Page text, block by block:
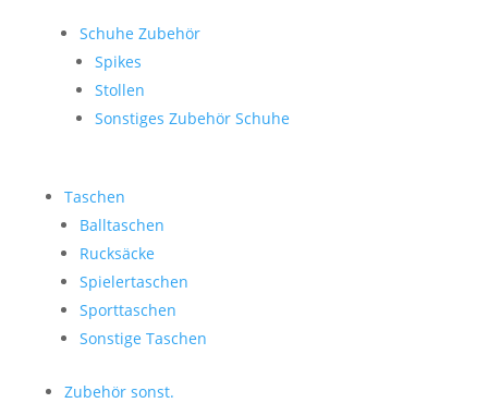
Schuhe Zubehör
Spikes
Stollen
Sonstiges Zubehör Schuhe
Taschen
Balltaschen
Rucksäcke
Spielertaschen
Sporttaschen
Sonstige Taschen
Zubehör sonst.